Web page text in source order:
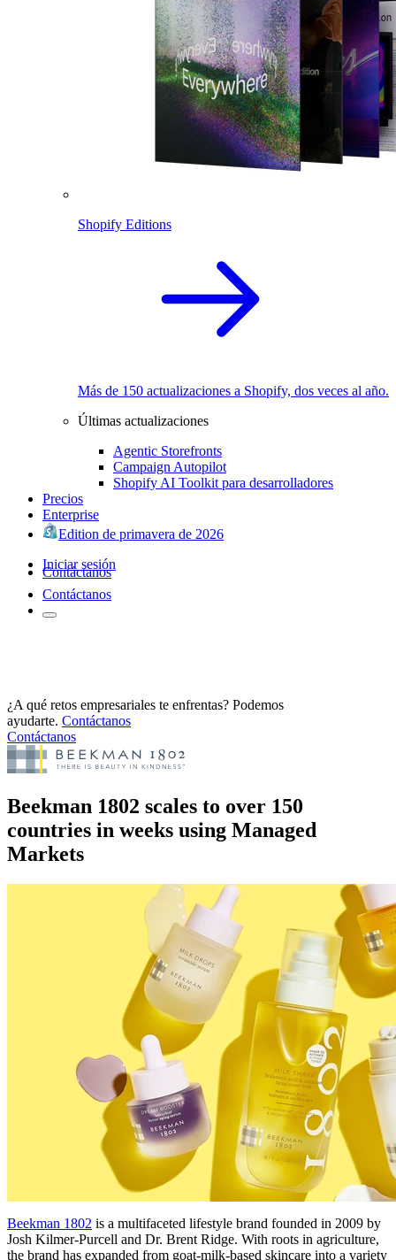
Shopify Editions
Más de 150 actualizaciones a Shopify, dos veces al año.
Últimas actualizaciones
Agentic Storefronts
Campaign Autopilot
Shopify AI Toolkit para desarrolladores
Precios
Enterprise
Edition de primavera de 2026
Iniciar sesión
Contáctanos
Contáctanos
¿A qué retos empresariales te enfrentas? Podemos
ayudarte. Contáctanos
Contáctanos
Beekman 1802 scales to over 150
countries in weeks using Managed
Markets
Beekman 1802 is a multifaceted lifestyle brand founded in 2009 by
Josh Kilmer-Purcell and Dr. Brent Ridge. With roots in agriculture,
the brand has expanded from goat-milk-based skincare into a variety